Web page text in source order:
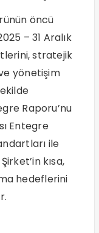
öncü
– 31 Aralık
stratejik
yönetişim
Raporu’nu
Entegre
ile
kısa,
hedeflerini